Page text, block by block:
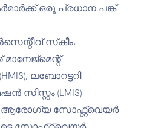
ഒരു പ്രധാന പങ്ക്
സ്‌കീം,
ലബോറട്ടറി
സിസ്റ്റം (LMIS)
ആരോഗ്യ സോഫ്റ്റ്‌വെയർ